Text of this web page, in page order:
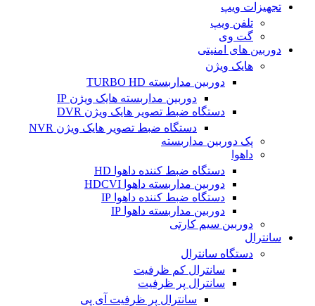
تجهیزات ویپ
تلفن ویپ
گت وی
دوربین های امنیتی
هایک ویژن
دوربین مداربسته TURBO HD
دوربین مداربسته هایک ویژن IP
دستگاه ضبط تصویر هایک ویژن DVR
دستگاه ضبط تصویر هایک ویژن NVR
پک دوربین مداربسته
داهوا
دستگاه ضبط کننده داهوا HD
دوربین مداربسته داهوا HDCVI
دستگاه ضبط کننده داهوا IP
دوربین مداربسته داهوا IP
دوربین سیم کارتی
سانترال
دستگاه سانترال
سانترال کم ظرفیت
سانترال پر ظرفیت
سانترال پر ظرفیت آی پی